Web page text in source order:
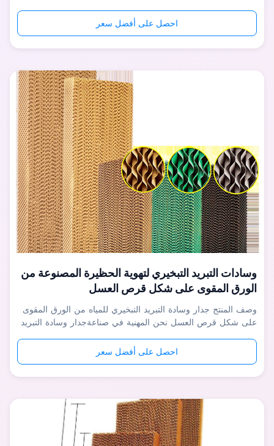
احصل على أفضل سعر
وسادات التبريد التبخيري لتهوية الحظيرة المصنوعة من
الورق المقوى على شكل قرص العسل
وصف المنتج جدار وسادة التبريد التبخيري للمياه من الورق المقوى
على شكل قرص العسل نحن المهنية في صناعةجدار وسادة التبريد
مجموعة كاملة من معدات إنتاج CNC المتقدمة ، يكون كل خطأ
في العملية أقل من 0.03 مم لضمان قابلية التبادل لأجزاء المنتج
احصل على أفضل سعر